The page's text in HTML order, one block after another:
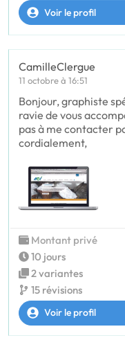
Voir le profil
CamilleClergue
11 octobre à 16:51
Bonjour, graphiste
ravie de vous
pas à me contacter
cordialement,
Montant privé
10 jours
2 variantes
15 révisions
Voir le profil